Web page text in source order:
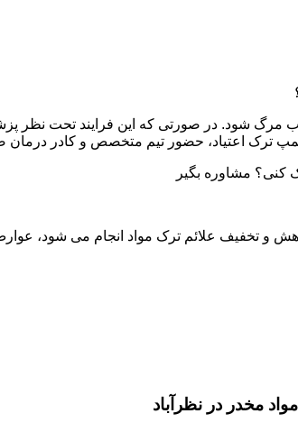
شود. در صورتی که این فرایند تحت نظر
ترک اعتیاد، حضور تیم متخصص و کادر
مشاوره بگیر
و تخفیف علائم ترک مواد انجام می شود،
مخدر در نظرآباد